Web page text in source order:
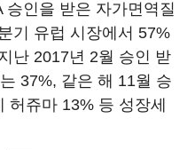
승인을 받은 자가면역질
기 유럽 시장에서 57%
난 2017년 2월 승인 받
37%, 같은 해 11월 승
허쥬마 13% 등 성장세